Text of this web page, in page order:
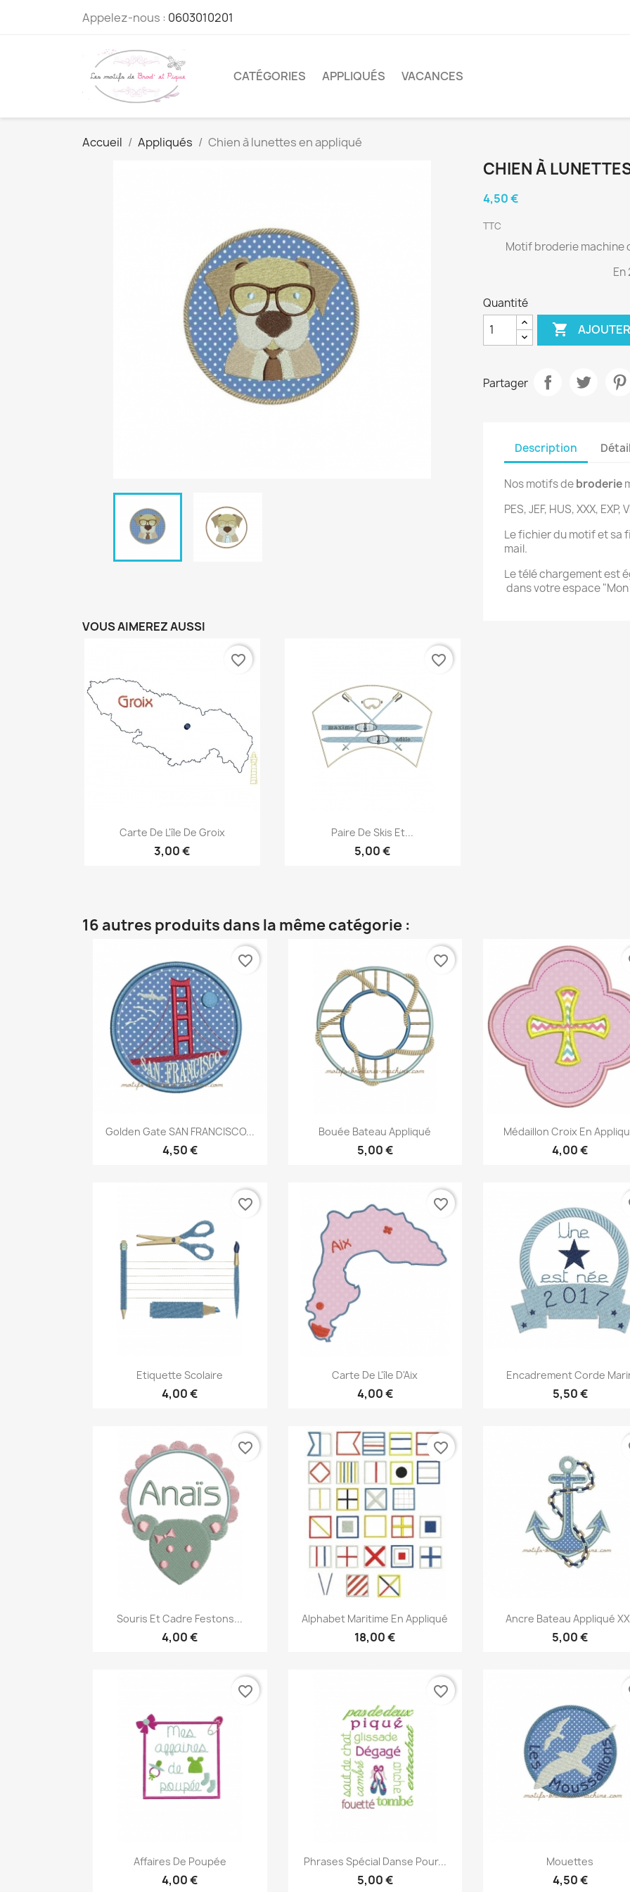
Appelez-nous : 0603010201
CATÉGORIES APPLIQUÉS VACANCES
Accueil Appliqués Chien à lunettes en appliqué
CHIEN À
4,50 €
TTC
Motif broderie machine
En
Quantité

Partager
Description
Nos motifs debroderie
PES, JEF, HUS, XXX, EXP,
Le fichier du motif et sa
mail.
Le télé chargement est
dans votre espace
VOUS AIMEREZ AUSSI
Aperçu rapide
Carte De L'île De Groix
3,00 €
favorite_border
Aperçu rapide
Paire De Skis Et...
5,00 €
favorite_border
16 autres produits dans la même catégorie :
Aperçu rapide
Golden Gate SAN FRANCISCO...
4,50 €
favorite_border
Aperçu rapide
Bouée Bateau Appliqué
5,00 €
favorite_border
Aperçu rapide
Médaillon Croix En
4,00 €
Aperçu rapide
Etiquette Scolaire
4,00 €
favorite_border
Aperçu rapide
Carte De L'île D'Aix
4,00 €
favorite_border
Aperçu rapide
Encadrement Corde
5,50 €
 Aperçu rapide
Souris Et Cadre Festons...
4,00 €
favorite_border
Aperçu rapide
Alphabet Maritime En Appliqué
18,00 €
favorite_border
Aperçu rapide
Ancre Bateau Appliqué
5,00 €
Aperçu rapide
Affaires De Poupée
4,00 €
favorite_border
 Aperçu rapide
Phrases Spécial Danse Pour...
5,00 €
favorite_border
Aperçu rapide
Mouettes
4,50 €